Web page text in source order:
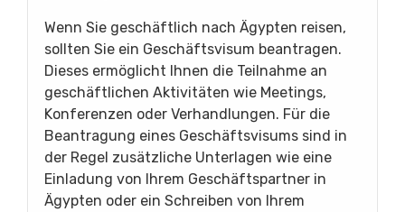
Wenn Sie geschäftlich nach Ägypten reisen,
sollten Sie ein Geschäftsvisum beantragen.
Dieses ermöglicht Ihnen die Teilnahme an
geschäftlichen Aktivitäten wie Meetings,
Konferenzen oder Verhandlungen. Für die
Beantragung eines Geschäftsvisums sind in
der Regel zusätzliche Unterlagen wie eine
Einladung von Ihrem Geschäftspartner in
Ägypten oder ein Schreiben von Ihrem